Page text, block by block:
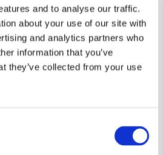
and to analyse our traffic.
about your use of our site with
and analytics partners who
information that you’ve
they’ve collected from your use
Kaartenmapje met env,